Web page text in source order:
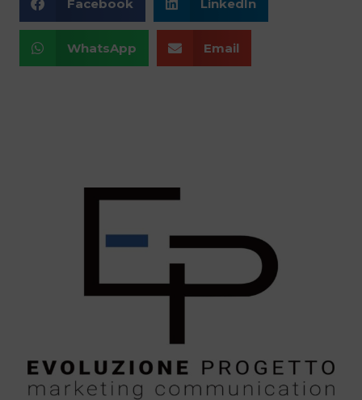
Facebook LinkedIn
WhatsApp Email